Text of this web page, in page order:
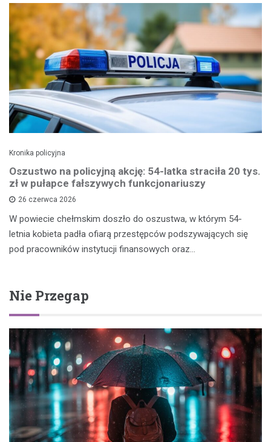
Kronika policyjna
Oszustwo na policyjną akcję: 54-latka straciła 20 tys.
zł w pułapce fałszywych funkcjonariuszy
26 czerwca 2026
W powiecie chełmskim doszło do oszustwa, w którym 54-
letnia kobieta padła ofiarą przestępców podszywających się
pod pracowników instytucji finansowych oraz…
Nie Przegap